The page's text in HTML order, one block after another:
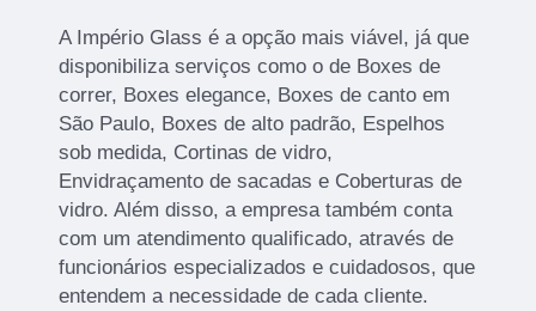
A Império Glass é a opção mais viável, já que
disponibiliza serviços como o de Boxes de
correr, Boxes elegance, Boxes de canto em
São Paulo, Boxes de alto padrão, Espelhos
sob medida, Cortinas de vidro,
Envidraçamento de sacadas e Coberturas de
vidro. Além disso, a empresa também conta
com um atendimento qualificado, através de
funcionários especializados e cuidadosos, que
entendem a necessidade de cada cliente.